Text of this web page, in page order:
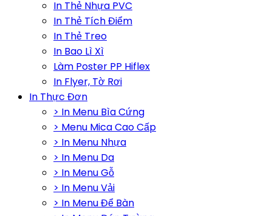
In Thẻ Nhựa PVC
In Thẻ Tích Điểm
In Thẻ Treo
In Bao Lì Xì
Làm Poster PP Hiflex
In Flyer, Tờ Rơi
In Thực Đơn
> In Menu Bìa Cứng
> Menu Mica Cao Cấp
> In Menu Nhựa
> In Menu Da
> In Menu Gỗ
> In Menu Vải
> In Menu Để Bàn